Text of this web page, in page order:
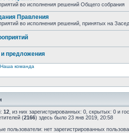
во исполнения решений Общего собрания
Правления
во исполнения решений, принятых на
предложения
Наша команда
12 , из них зарегистрированных: 0, скрытых: 0 и
(2166) здесь было 23 янв 2019, 20:58
пользователи: нет зарегистрированных